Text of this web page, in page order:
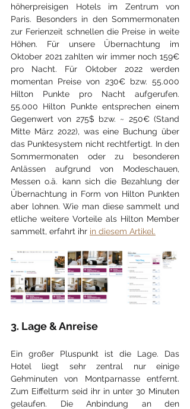
höherpreisigen Hotels im Zentrum von
Paris. Besonders in den Sommermonaten
zur Ferienzeit schnellen die Preise in weite
Höhen. Für unsere Übernachtung im
Oktober 2021 zahlten wir immer noch 159€
pro Nacht. Für Oktober 2022 werden
momentan Preise von 230€ bzw. 55.000
Hilton Punkte pro Nacht aufgerufen.
55.000 Hilton Punkte entsprechen einem
Gegenwert von 275$ bzw. ~ 250€ (Stand
Mitte März 2022), was eine Buchung über
das Punktesystem nicht rechtfertigt. In den
Sommermonaten oder zu besonderen
Anlässen aufgrund von Modeschauen,
Messen o.ä. kann sich die Bezahlung der
Übernachtung in Form von Hilton Punkten
aber lohnen. Wie man diese sammelt und
etliche weitere Vorteile als Hilton Member
sammelt, erfahrt ihr in diesem Artikel.
3. Lage & Anreise
Ein großer Pluspunkt ist die Lage. Das
Hotel liegt sehr zentral nur einige
Gehminuten von Montparnasse entfernt.
Zum Eiffelturm seid ihr in unter 30 Minuten
gelaufen. Die Anbindung an den